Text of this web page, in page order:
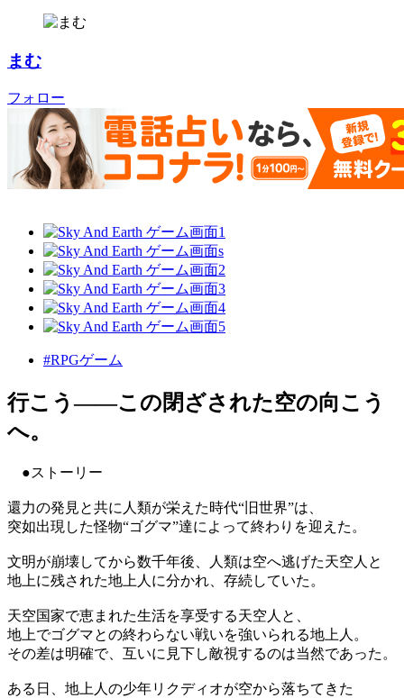
まむ
フォロー
#RPGゲーム
行こう――この閉ざされた空の向こう
へ。
●ストーリー
還力の発見と共に人類が栄えた時代“旧世界”は、
突如出現した怪物“ゴグマ”達によって終わりを迎えた。
文明が崩壊してから数千年後、人類は空へ逃げた天空人と
地上に残された地上人に分かれ、存続していた。
天空国家で恵まれた生活を享受する天空人と、
地上でゴグマとの終わらない戦いを強いられる地上人。
その差は明確で、互いに見下し敵視するのは当然であった。
ある日、地上人の少年リクディオが空から落ちてきた